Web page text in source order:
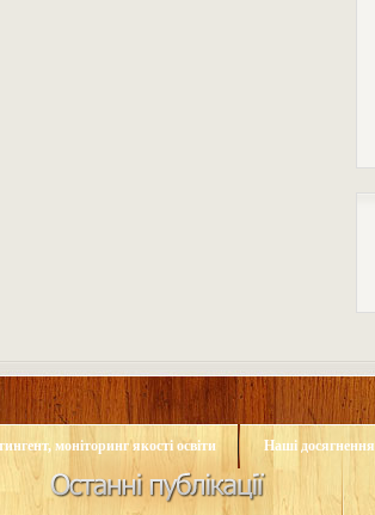
моніторинг якості освіти Наші досягнення